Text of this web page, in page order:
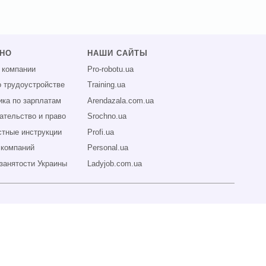
трудоустройстве
по зарплатам
и право
инструкции
Украины
НАШИ САЙТЫ
Pro-robotu.ua
Training.ua
Arendazala.com.ua
Srochno.ua
Profi.ua
Personal.ua
Ladyjob.com.ua